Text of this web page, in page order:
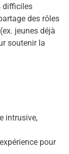
difficiles
des rôles
jeunes déjà
soutenir la
intrusive,
pour